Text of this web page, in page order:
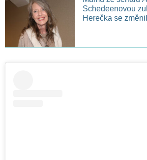
Schedeenovou
Herečka se